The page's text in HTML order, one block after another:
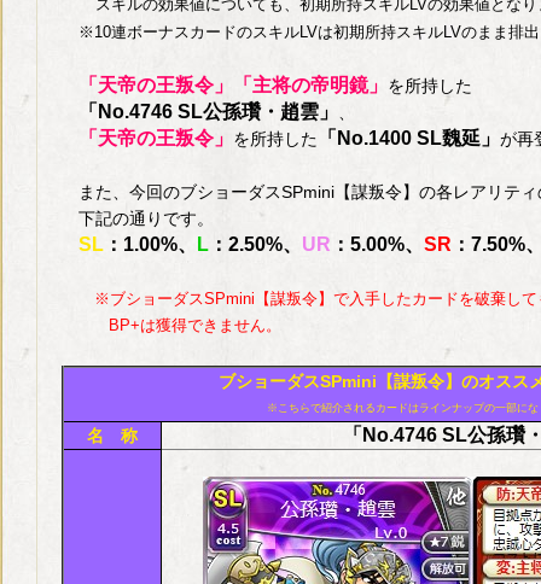
スキルの効果値についても、初期所持スキルLVの効果値とな
※10連ボーナスカードのスキルLVは初期所持スキルLVのまま排
「天帝の王叛令」「主将の帝明鏡」 を所持した
「No.4746 SL公孫瓚・趙雲」
「天帝の王叛令」 を所持した 「No.1400 SL魏延」 が再
また、今回のブショーダスSPmini【謀叛令】の各レアリテ
下記の通りです。
SL ：1.00%、 L ：2.50%、 UR ：5.00%、 SR ：7.50%
※ブショーダスSPmini【謀叛令】で入手したカードを破棄して
BP+は獲得できません。
ブショーダスSPmini【謀叛令】のオスス
※こちらで紹介されるカードはラインナップの一部にな
名 称 「No.4746 SL公孫瓚